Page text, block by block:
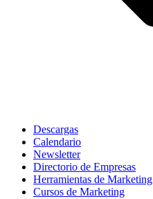
Descargas
Calendario
Newsletter
Directorio de Empresas
Herramientas de Marketing
Cursos de Marketing